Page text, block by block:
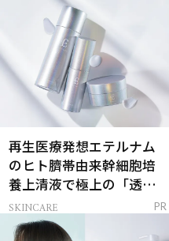
再生医療発想エテルナム
のヒト臍帯由来幹細胞培
養上清液で極上の「透明
感ハリ肌」へ
SKINCARE PR